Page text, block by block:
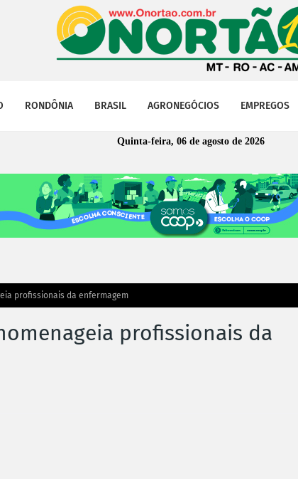
RONDÔNIA BRASIL AGRONEGÓCIOS EMPREGOS
Quinta-feira, 06 de agosto de 2026
profissionais da enfermagem
profissionais da